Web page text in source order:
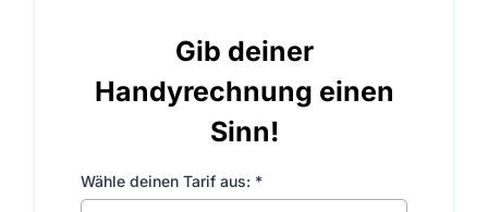
Gib deiner
Handyrechnung einen
Sinn!
Wähle deinen Tarif aus: *